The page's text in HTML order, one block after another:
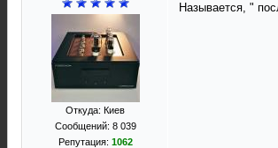
Откуда: Киев
Сообщений: 8 039
Репутация: 1062
Называется, "